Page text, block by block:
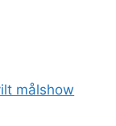
målshow